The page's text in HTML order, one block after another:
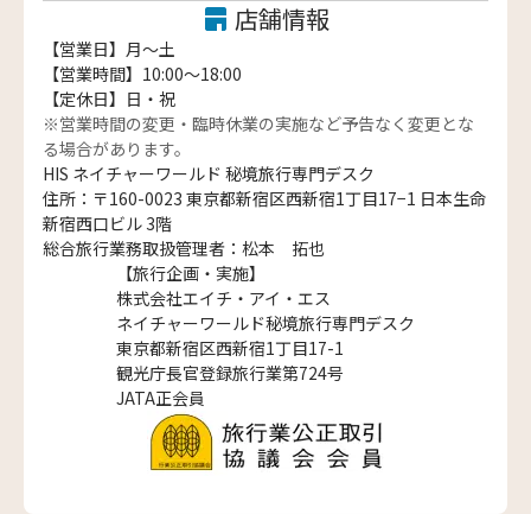
店舗情報
【営業日】月〜土
【営業時間】10:00～18:00
【定休日】日・祝
※営業時間の変更・臨時休業の実施など予告なく変更とな
る場合があります。
HIS ネイチャーワールド 秘境旅行専門デスク
住所：〒160-0023 東京都新宿区西新宿1丁目17−1 日本生命
新宿西口ビル 3階
総合旅行業務取扱管理者：松本 拓也
【旅行企画・実施】
株式会社エイチ・アイ・エス
ネイチャーワールド秘境旅行専門デスク
東京都新宿区西新宿1丁目17-1
観光庁長官登録旅行業第724号
JATA正会員